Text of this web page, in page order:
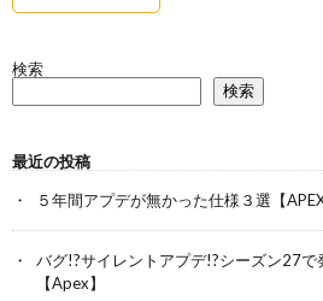
検索
検索
最近の投稿
５年間アプデが無かった仕様３選【
バグ!?サイレントアプデ!?シーズン27
【Apex】